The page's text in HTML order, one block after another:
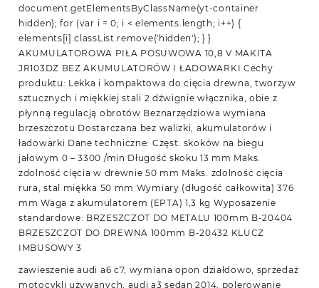
document.getElementsByClassName(yt-container
hidden); for (var i = 0; i < elements.length; i++) {
elements[i].classList.remove('hidden'); } }
AKUMULATOROWA PIŁA POSUWOWA 10,8 V MAKITA
JR103DZ BEZ AKUMULATORÓW I ŁADOWARKI Cechy
produktu: Lekka i kompaktowa do cięcia drewna, tworzyw
sztucznych i miękkiej stali 2 dźwignie włącznika, obie z
płynną regulacją obrotów Beznarzędziowa wymiana
brzeszczotu Dostarczana bez walizki, akumulatorów i
ładowarki Dane techniczne: Częst. skoków na biegu
jałowym 0 – 3300 /min Długość skoku 13 mm Maks.
zdolność cięcia w drewnie 50 mm Maks. zdolność cięcia
rura, stal miękka 50 mm Wymiary (długość całkowita) 376
mm Waga z akumulatorem (EPTA) 1,3 kg Wyposażenie
standardowe: BRZESZCZOT DO METALU 100mm B-20404
BRZESZCZOT DO DREWNA 100mm B-20432 KLUCZ
IMBUSOWY 3
zawieszenie audi a6 c7, wymiana opon działdowo, sprzedaż
motocykli używanych, audi a3 sedan 2014, polerowanie